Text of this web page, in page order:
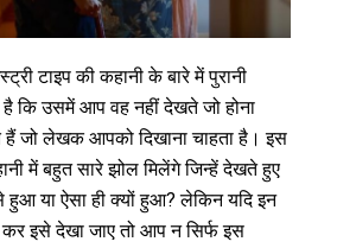
टाइप की कहानी के बारे में पुरानी
कि उसमें आप वह नहीं देखते जो होना
हैं जो लेखक आपको दिखाना चाहता है। इस
में बहुत सारे झोल मिलेंगे जिन्हें देखते हुए
या ऐसा ही क्यों हुआ? लेकिन यदि इन
इसे देखा जाए तो आप न सिर्फ इस